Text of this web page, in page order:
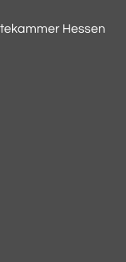
Hessen